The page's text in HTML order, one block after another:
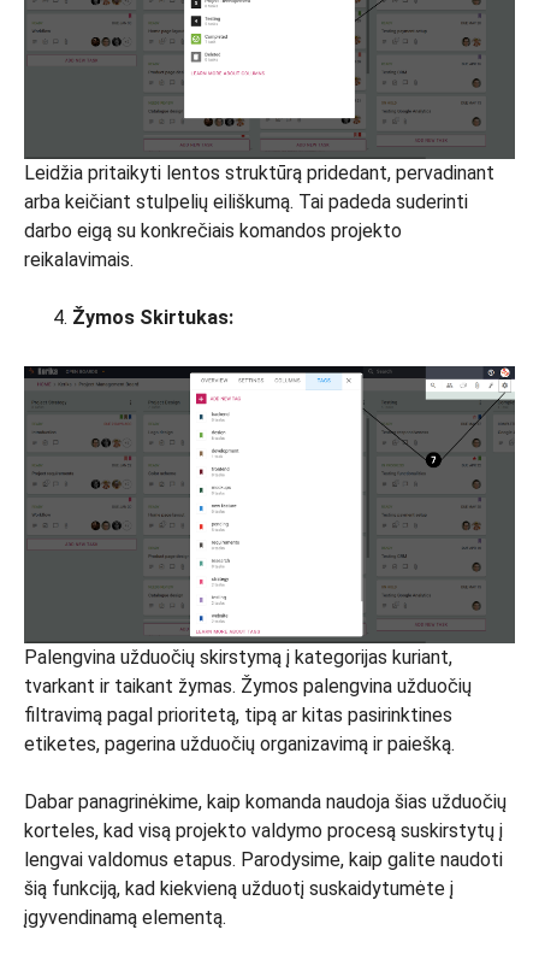
Leidžia pritaikyti lentos struktūrą pridedant, pervadinant
arba keičiant stulpelių eiliškumą. Tai padeda suderinti
darbo eigą su konkrečiais komandos projekto
reikalavimais.
Žymos Skirtukas:
Palengvina užduočių skirstymą į kategorijas kuriant,
tvarkant ir taikant žymas. Žymos palengvina užduočių
filtravimą pagal prioritetą, tipą ar kitas pasirinktines
etiketes, pagerina užduočių organizavimą ir paiešką.
Dabar panagrinėkime, kaip komanda naudoja šias užduočių
korteles, kad visą projekto valdymo procesą suskirstytų į
lengvai valdomus etapus. Parodysime, kaip galite naudoti
šią funkciją, kad kiekvieną užduotį suskaidytumėte į
įgyvendinamą elementą.